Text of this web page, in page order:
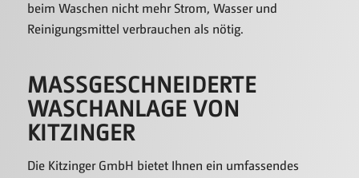
beim Waschen nicht mehr Strom, Wasser und
Reinigungsmittel verbrauchen als nötig.
MASSGESCHNEIDERTE W
ASCHANLAGE VON K
ITZINGER
Die Kitzinger GmbH bietet Ihnen ein umfassendes